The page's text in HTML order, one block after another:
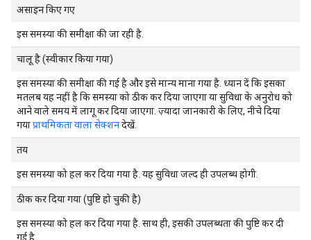
असाइन किए गए
इस समस्या की समीक्षा की जा रही है.
चालू है (स्वीकार किया गया)
इस समस्या की समीक्षा की गई है और इसे मान्य माना गया है. ध्यान दें कि इसका
मतलब यह नहीं है कि समस्या को ठीक कर दिया जाएगा या सुविधा के अनुरोध को
आने वाले समय में लागू कर दिया जाएगा. ज़्यादा जानकारी के लिए, नीचे दिया
गयाप्राथमिकता वाला सेक्शनदेखें.
तय
इस समस्या को हल कर दिया गया है. यह सुविधा जल्द ही उपलब्ध होगी.
ठीक कर दिया गया (पुष्टि हो चुकी है)
इस समस्या को हल कर दिया गया है. साथ ही, इसकी उपलब्धता की पुष्टि कर दी
गई है.